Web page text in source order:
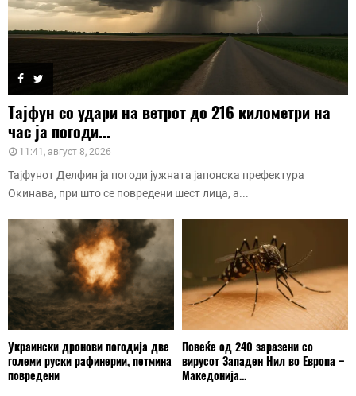
Тајфун со удари на ветрот до 216 километри на
час ја погоди...
11:41, август 8, 2026
Тајфунот Делфин ја погоди јужната јапонска префектура
Окинава, при што се повредени шест лица, а...
Украински дронови погодија две
големи руски рафинерии, петмина
повредени
Повеќе од 240 заразени со
вирусот Западен Нил во Европа –
Македонија...